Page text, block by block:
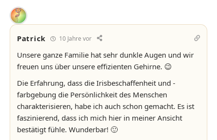
Patrick 10 Jahre vor
Unsere ganze Familie hat sehr dunkle Augen und wir
freuen uns über unsere effizienten Gehirne. 😉
Die Erfahrung, dass die Irisbeschaffenheit und -
farbgebung die Persönlichkeit des Menschen
charakterisieren, habe ich auch schon gemacht. Es ist
faszinierend, dass ich mich hier in meiner Ansicht
bestätigt fühle. Wunderbar! 🙂